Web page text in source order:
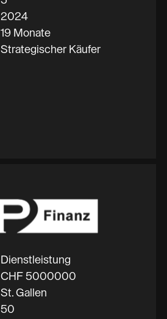
2024
19 Monate
Strategischer Käufer
Dienstleistung
CHF 5000000
St. Gallen
50